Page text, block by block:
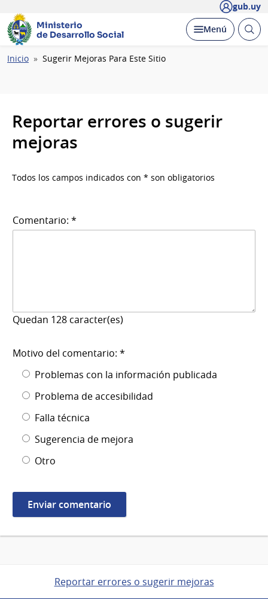
gub.uy
Ministerio
de Desarrollo Social
Desplegar
Menú Abrir
Ruta
Inicio Sugerir Mejoras Para Este Sitio
Reportar errores o sugerir
mejoras
Todos los campos indicados con * son obligatorios
Comentario: *
Quedan 128 caracter(es)
Motivo del comentario: *
Problemas con la información publicada
Problema de accesibilidad
Falla técnica
Sugerencia de mejora
Otro
Reportar errores o sugerir mejoras